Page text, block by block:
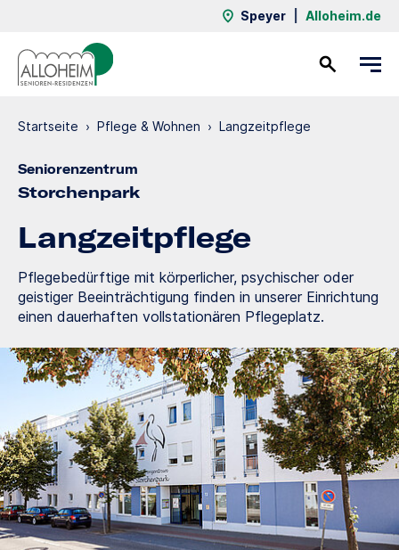
Speyer Alloheim.de
Startseite › Pflege & Wohnen › Langzeit­pflege
Seniorenzentrum
Storchenpark
Langzeit­pflege
Pflegebedürftige mit körperlicher, psychischer oder
geistiger Beeinträchtigung finden in unserer Einrichtung
einen dauerhaften vollstationären Pflegeplatz.